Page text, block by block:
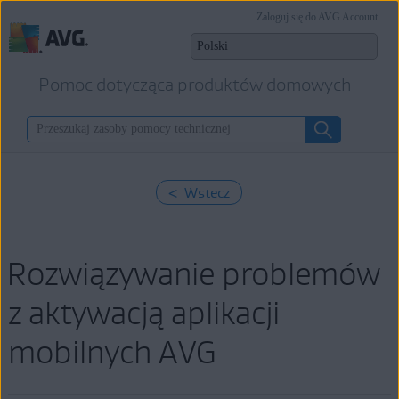
Pomoc dotycząca produktów domowych
Zaloguj się do AVG Account
< Wstecz
Rozwiązywanie problemów
z aktywacją aplikacji
mobilnych AVG